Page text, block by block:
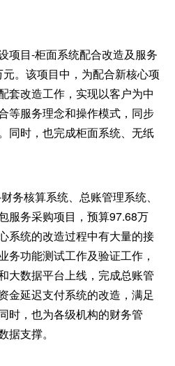
项目-柜面系统配合改造及服务
。该项目中，为配合新核心项
套改造工作，实现以客户为中
等服务理念和操作模式，同步
同时，也完成柜面系统、无纸
务核算系统、总账管理系统、
服务采购项目，预算97.68万
系统的改造过程中有大量的接
务功能测试工作及验证工作，
大数据平台上线，完成总账管
金延迟支付系统的改造，满足
时，也为各级机构的财务管
支撑。